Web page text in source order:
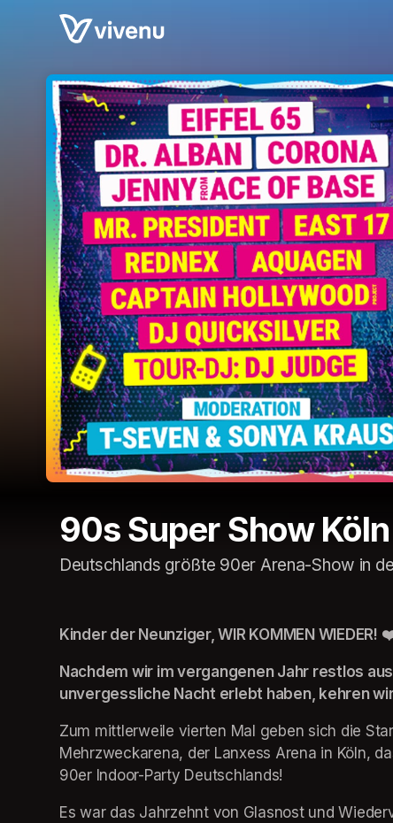
Skip header
90s Super Show
Deutschlands größte 90er Arena-Show in
Kinder der Neunziger, WIR KOMMEN WIEDER!
Nachdem wir im vergangenen Jahr restlos
unvergessliche Nacht erlebt haben, kehren
Zum mittlerweile vierten Mal geben sich die
Mehrzweckarena, der Lanxess Arena in Köln,
90er Indoor-Party Deutschlands!
Es war das Jahrzehnt von Glasnost und